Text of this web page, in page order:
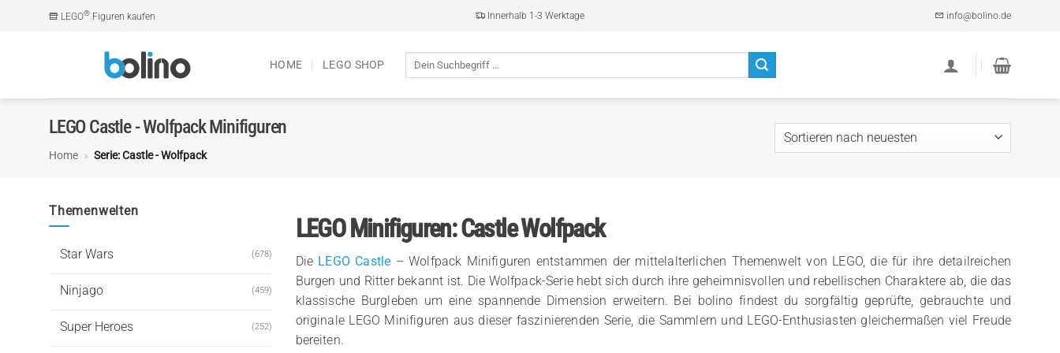
LEGO® Figuren kaufen Innerhalb 1-3 Werktage info@bolino.de
HOME LEGO SHOP
Suche
LEGO Castle - Wolfpack Minifiguren
Home » Serie: Castle - Wolfpack
Themenwelten
Star Wars (678)
Ninjago (459)
Super Heroes (252)
LEGO Minifiguren: Castle Wolfpack
Die LEGO Castle – Wolfpack Minifiguren entstammen der mittelalterlichen Themenwelt von LEGO, die für ihre detailreichen
Burgen und Ritter bekannt ist. Die Wolfpack-Serie hebt sich durch ihre geheimnisvollen und rebellischen Charaktere ab, die das
klassische Burgleben um eine spannende Dimension erweitern. Bei bolino findest du sorgfältig geprüfte, gebrauchte und
originale LEGO Minifiguren aus dieser faszinierenden Serie, die Sammlern und LEGO-Enthusiasten gleichermaßen viel Freude
bereiten.